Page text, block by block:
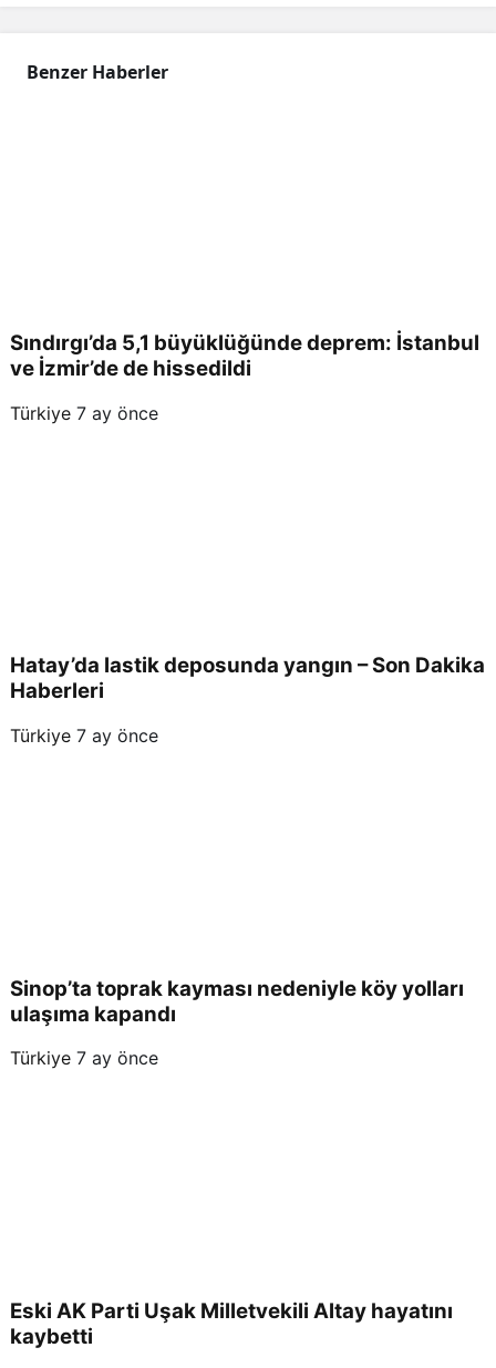
Benzer Haberler
Sındırgı’da 5,1 büyüklüğünde deprem: İstanbul
ve İzmir’de de hissedildi
Türkiye 7 ay önce
Hatay’da lastik deposunda yangın – Son Dakika
Haberleri
Türkiye 7 ay önce
Sinop’ta toprak kayması nedeniyle köy yolları
ulaşıma kapandı
Türkiye 7 ay önce
Eski AK Parti Uşak Milletvekili Altay hayatını
kaybetti